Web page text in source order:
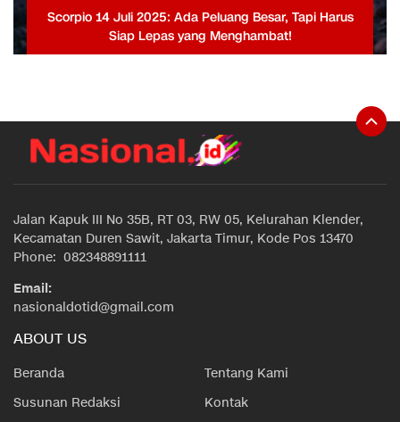
Scorpio 14 Juli 2025: Ada Peluang Besar, Tapi Harus
Siap Lepas yang Menghambat!
Jalan Kapuk III No 35B, RT 03, RW 05, Kelurahan Klender,
Kecamatan Duren Sawit, Jakarta Timur, Kode Pos 13470
Phone: 082348891111
Email:
nasionaldotid@gmail.com
ABOUT US
Beranda
Tentang Kami
Susunan Redaksi
Kontak